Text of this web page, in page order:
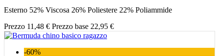
Esterno 52% Viscosa 26% Poliestere 22% Poliammide
Prezzo 11,48 € Prezzo base 22,95 €
-60%